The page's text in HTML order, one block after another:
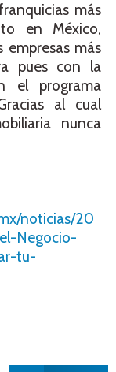
más
en México,
más
pues con la
el programa
al cual
nunca
noticias/20
Negocio-
tu-